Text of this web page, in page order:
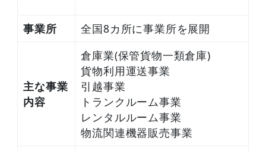
事業所 全国8カ所に事業所を展開
主な事業
内容
倉庫業(保管貨物一類倉庫)
貨物利用運送事業
引越事業
トランクルーム事業
レンタルルーム事業
物流関連機器販売事業